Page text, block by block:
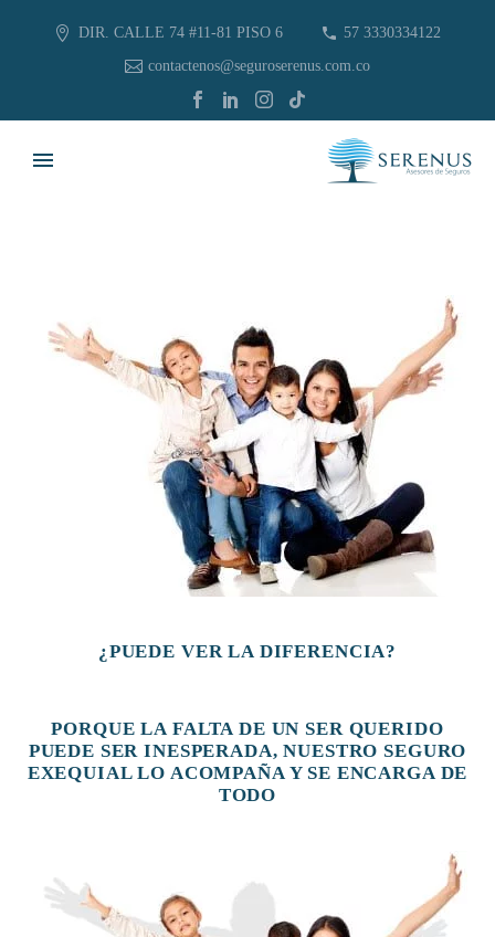
DIR. CALLE 74 #11-81 PISO 6
57 3330334122
contactenos@seguroserenus.com.co
¿PUEDE VER LA DIFERENCIA?
PORQUE LA FALTA DE UN SER QUERIDO
PUEDE SER INESPERADA, NUESTRO SEGURO
EXEQUIAL LO ACOMPAÑA Y SE ENCARGA DE
TODO